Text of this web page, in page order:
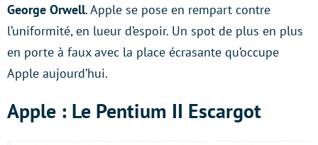
George Orwell. Apple se pose en rempart contre
l’uniformité, en lueur d’espoir. Un spot de plus en plus
en porte à faux avec la place écrasante qu’occupe
Apple aujourd’hui.
Apple : Le Pentium II Escargot